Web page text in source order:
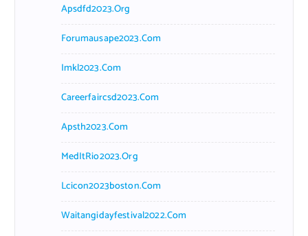
Apsdfd2023.org
Forumausape2023.com
Imkl2023.com
Careerfaircsd2023.com
Apsth2023.com
MedItRio2023.org
Lcicon2023boston.com
Waitangidayfestival2022.com